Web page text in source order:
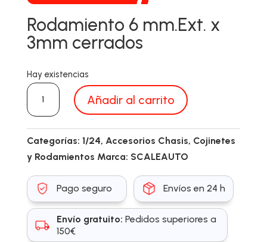
Rodamiento 6 mm.Ext. x
3mm cerrados
Hay existencias
SC1330
cantidad
Añadir al carrito
Categorías: 1/24, Accesorios Chasis, Cojinetes
y Rodamientos Marca: SCALEAUTO
Pago seguro Envíos en 24 h
Envío gratuito: Pedidos superiores a
150€